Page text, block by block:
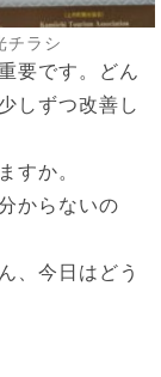
チラシ
要です。どん
しずつ改善し
すか。
からないの
、今日はどう